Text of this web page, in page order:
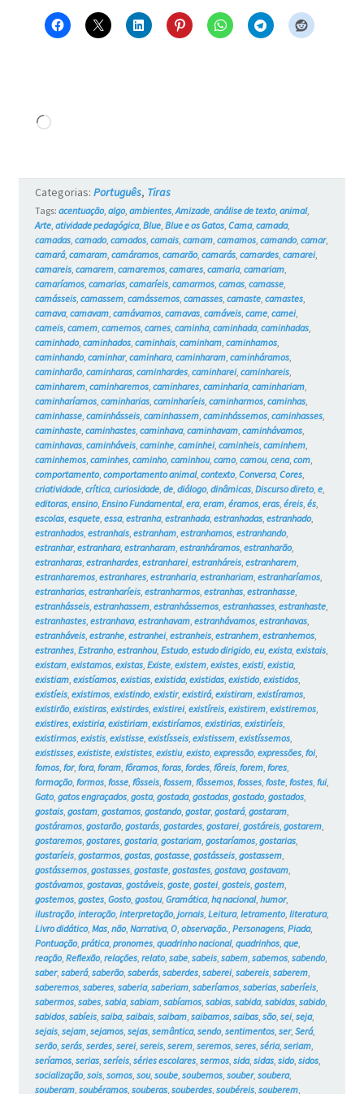
Carregando...
Categorias: Português, Tiras
Tags: acentuação, algo, ambientes, Amizade, análise de texto, animal,
Arte, atividade pedagógica, Blue, Blue e os Gatos, Cama, camada,
camadas, camado, camados, camais, camam, camamos, camando, camar,
camará, camaram, camáramos, camarão, camarás, camardes, camarei,
camareis, camarem, camaremos, camares, camaria, camariam,
camaríamos, camarias, camaríeis, camarmos, camas, camasse,
camásseis, camassem, camássemos, camasses, camaste, camastes,
camava, camavam, camávamos, camavas, camáveis, came, camei,
cameis, camem, camemos, cames, caminha, caminhada, caminhadas,
caminhado, caminhados, caminhais, caminham, caminhamos,
caminhando, caminhar, caminhara, caminharam, caminháramos,
caminharão, caminharas, caminhardes, caminharei, caminhareis,
caminharem, caminharemos, caminhares, caminharia, caminhariam,
caminharíamos, caminharias, caminharíeis, caminharmos, caminhas,
caminhasse, caminhásseis, caminhassem, caminhássemos, caminhasses,
caminhaste, caminhastes, caminhava, caminhavam, caminhávamos,
caminhavas, caminháveis, caminhe, caminhei, caminheis, caminhem,
caminhemos, caminhes, caminho, caminhou, camo, camou, cena, com,
comportamento, comportamento animal, contexto, Conversa, Cores,
criatividade, crítica, curiosidade, de, diálogo, dinâmicas, Discurso direto, e,
editoras, ensino, Ensino Fundamental, era, eram, éramos, eras, éreis, és,
escolas, esquete, essa, estranha, estranhada, estranhadas, estranhado,
estranhados, estranhais, estranham, estranhamos, estranhando,
estranhar, estranhara, estranharam, estranháramos, estranharão,
estranharas, estranhardes, estranharei, estranháreis, estranharem,
estranharemos, estranhares, estranharia, estranhariam, estranharíamos,
estranharias, estranharíeis, estranharmos, estranhas, estranhasse,
estranhásseis, estranhassem, estranhássemos, estranhasses, estranhaste,
estranhastes, estranhava, estranhavam, estranhávamos, estranhavas,
estranháveis, estranhe, estranhei, estranheis, estranhem, estranhemos,
estranhes, Estranho, estranhou, Estudo, estudo dirigido, eu, exista, existais,
existam, existamos, existas, Existe, existem, existes, existi, existia,
existiam, existíamos, existias, existida, existidas, existido, existidos,
existíeis, existimos, existindo, existir, existirá, existiram, existíramos,
existirão, existiras, existirdes, existirei, existíreis, existirem, existiremos,
existires, existiria, existiriam, existiríamos, existirias, existiríeis,
existirmos, existis, existisse, existísseis, existissem, existíssemos,
existisses, exististe, exististes, existiu, existo, expressão, expressões, foi,
fomos, for, fora, foram, fôramos, foras, fordes, fôreis, forem, fores,
formação, formos, fosse, fôsseis, fossem, fôssemos, fosses, foste, fostes, fui,
Gato, gatos engraçados, gosta, gostada, gostadas, gostado, gostados,
gostais, gostam, gostamos, gostando, gostar, gostará, gostaram,
gostáramos, gostarão, gostarás, gostardes, gostarei, gostáreis, gostarem,
gostaremos, gostares, gostaria, gostariam, gostaríamos, gostarias,
gostaríeis, gostarmos, gostas, gostasse, gostásseis, gostassem,
gostássemos, gostasses, gostaste, gostastes, gostava, gostavam,
gostávamos, gostavas, gostáveis, goste, gostei, gosteis, gostem,
gostemos, gostes, Gosto, gostou, Gramática, hq nacional, humor,
ilustração, interação, interpretação, jornais, Leitura, letramento, literatura,
Livro didático, Mas, não, Narrativa, O, observação. Personagens, Piada,
Pontuação, prática, pronomes, quadrinho nacional, quadrinhos, que,
reação, Reflexão, relações, relato, sabe, sabeis, sabem, sabemos, sabendo,
saber, saberá, saberão, saberás, saberdes, saberei, sabereis, saberem,
saberemos, saberes, saberia, saberiam, saberíamos, saberias, saberíeis,
sabermos, sabes, sabia, sabiam, sabíamos, sabias, sabida, sabidas, sabido,
sabidos, sabíeis, saiba, saibais, saibam, saibamos, saibas, são, sei, seja,
sejais, sejam, sejamos, sejas, semântica, sendo, sentimentos, ser, Será,
serão, serás, serdes, serei, sereis, serem, seremos, seres, séria, seriam,
seríamos, serias, seríeis, séries escolares, sermos, sida, sidas, sido, sidos,
socialização, sois, somos, sou, soube, soubemos, souber, soubera,
souberam, soubéramos, souberas, souberdes, soubéreis, souberem,